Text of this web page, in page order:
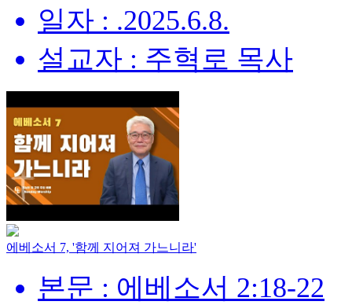
일자 : .2025.6.8.
설교자 : 주혁로 목사
에베소서 7, '함께 지어져 가느니라'
본문 : 에베소서 2:18-22